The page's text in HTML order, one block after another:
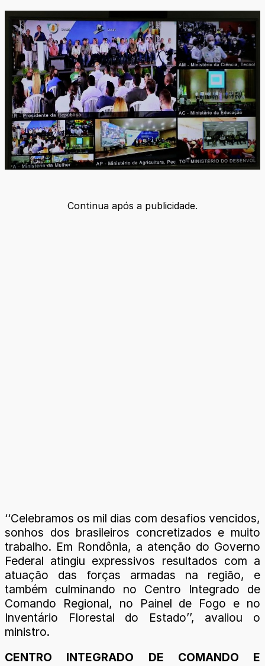
Continua após a publicidade.
‘‘Celebramos os mil dias com desafios vencidos,
sonhos dos brasileiros concretizados e muito
trabalho. Em Rondônia, a atenção do Governo
Federal atingiu expressivos resultados com a
atuação das forças armadas na região, e
também culminando no Centro Integrado de
Comando Regional, no Painel de Fogo e no
Inventário Florestal do Estado’’, avaliou o
ministro.
CENTRO INTEGRADO DE COMANDO E